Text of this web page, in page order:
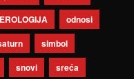
odnosi
simbol
snovi sreća